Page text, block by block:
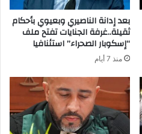
بعد إدانة الناصيري وبعيوي بأحكام
ثقيلة..غرفة الجنايات تفتح ملف
“إسكوبار الصحراء” استئنافيا
منذ 7 أيام